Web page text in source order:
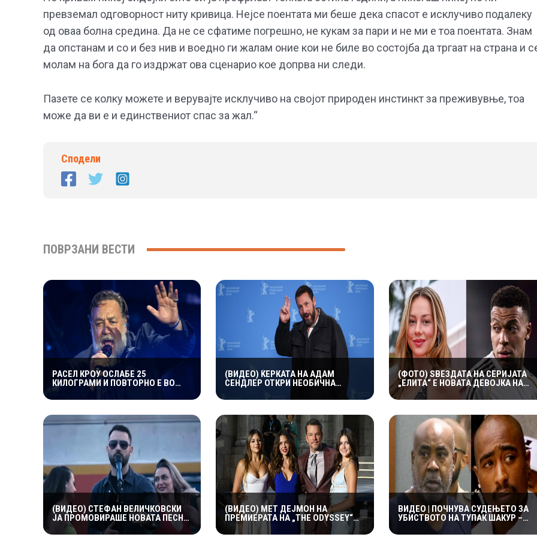
превземал одговорност ниту кривица. Нејсе поентата ми беше дека спасот е исклучиво подалеку
од оваа болна средина. Да не се сфатиме погрешно, не кукам за пари и не ми е тоа поентата. Знам
да опстанам и со и без нив и воедно ги жалам оние кои не биле во состојба да тргаат на страна и
молам на бога да го издржат ова сценарио кое допрва ни следи.
Пазете се колку можете и верувајте исклучиво на својот природен инстинкт за преживувње, тоа
може да ви е и единствениот спас за жал.“
Сподели
ПОВРЗАНИ ВЕСТИ
РАСЕЛ КРОУ ОСЛАБЕ 25
КИЛОГРАМИ И ПОВТОРНО Е ВО
ВРВНА ФОРМА: НА 62 ГОДИНИ ГО
ВООДУШЕВИ ИЗГЛЕДОТ
(ВИДЕО) ЌЕРКАТА НА АДАМ
СЕНДЛЕР ОТКРИ НЕОБИЧНА
НАВИКА НА СЛАВНИОТ АКТЕР: ВО
БАЗЕН ВЛЕГУВА СО ЧОРАПИ, А
(ФОТО) ЅВЕЗДАТА НА СЕРИЈАТА
„ЕЛИТА“ Е НОВАТА ДЕВОЈКА НА
МБАПЕ? ЗАЕДНИЧКИТЕ
ФОТОГРАФИИ ГИ РАЗГОРЕА
(ВИДЕО) СТЕФАН ВЕЛИЧКОВСКИ
ЈА ПРОМОВИРАШЕ НОВАТА ПЕСНА
„КАРТА“ – СОВРЕМЕН ЗВУК, СИЛНА
(ВИДЕО) МЕТ ДЕЈМОН НА
ПРЕМИЕРАТА НА „THE ODYSSEY“
ПРИСТИГНА СО СЕМЕЈСТВОТО –
ВИДЕО | ПОЧНУВА СУДЕЊЕТО ЗА
УБИСТВОТО НА ТУПАК ШАКУР –
ДАЛИ ПО РЕЧИСИ 30 ГОДИНИ